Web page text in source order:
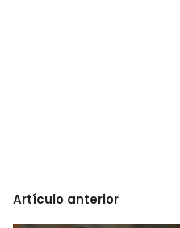
Artículo anterior